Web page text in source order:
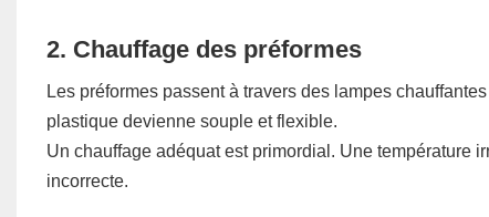
2. Chauffage des préformes
Les préformes passent à travers des lampes
plastique devienne souple et flexible.
Un chauffage adéquat est primordial. Une température
incorrecte.